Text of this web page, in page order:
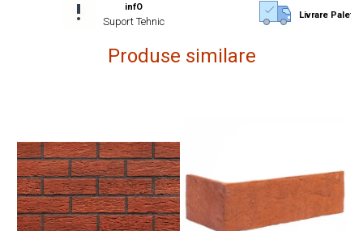
infO
Suport Tehnic Livrare
Produse similare